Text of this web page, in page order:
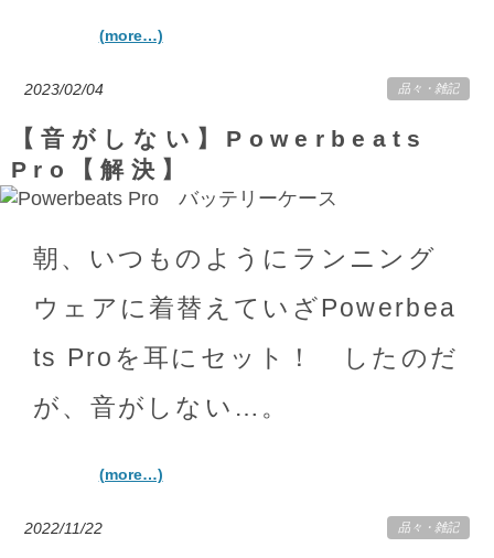
(more…)
2023/02/04 品々 ・ 雑記
【音がしない】Powerbeats
Pro【解決】
朝、いつものようにランニング
ウェアに着替えていざPowerbea
ts Proを耳にセット！ したのだ
が、音がしない…。
(more…)
2022/11/22 品々 ・ 雑記